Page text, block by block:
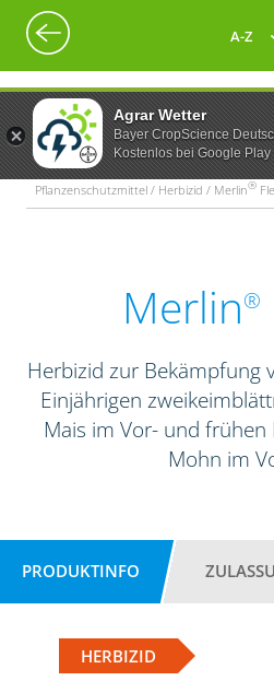
Agrar Wetter
Bayer CropScience
Kostenlos bei Google Play
A-Z
Pflanzenschutzmittel / Herbizid / Merlin®
Merlin®
Herbizid zur Bekämpfung
Einjährigen
Mais im Vor- und
Mohn im
PRODUKTINFO
HERBIZID